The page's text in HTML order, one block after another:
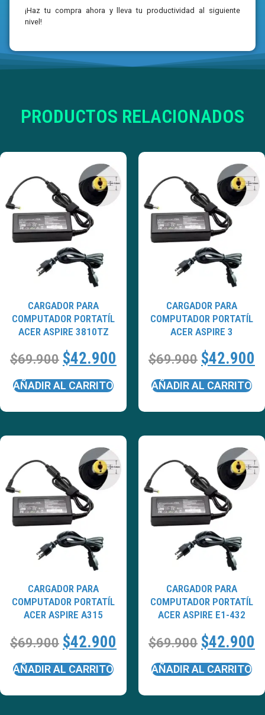
¡Haz tu compra ahora y lleva tu productividad al siguiente
nivel!
PRODUCTOS RELACIONADOS
CARGADOR PARA
COMPUTADOR PORTATÍL
ACER ASPIRE 3810TZ
$69.900 $42.900
AÑADIR AL CARRITO
CARGADOR PARA
COMPUTADOR PORTATÍL
ACER ASPIRE 3
$69.900 $42.900
AÑADIR AL CARRITO
CARGADOR PARA
COMPUTADOR PORTATÍL
ACER ASPIRE A315
$69.900 $42.900
AÑADIR AL CARRITO
CARGADOR PARA
COMPUTADOR PORTATÍL
ACER ASPIRE E1-432
$69.900 $42.900
AÑADIR AL CARRITO